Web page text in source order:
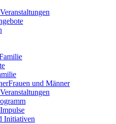
Frauen und Männer
Initiativen